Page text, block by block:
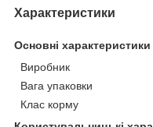
Характеристики
Основні характеристики
Виробник
Вага упаковки
Клас корму